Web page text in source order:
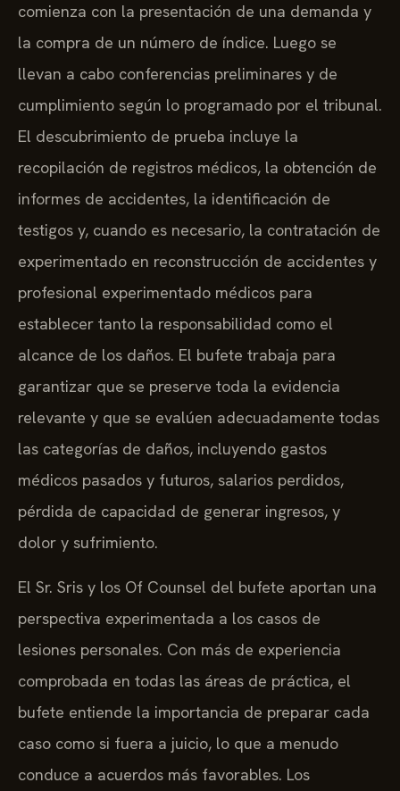
comienza con la presentación de una demanda y
la compra de un número de índice. Luego se
llevan a cabo conferencias preliminares y de
cumplimiento según lo programado por el tribunal.
El descubrimiento de prueba incluye la
recopilación de registros médicos, la obtención de
informes de accidentes, la identificación de
testigos y, cuando es necesario, la contratación de
experimentado en reconstrucción de accidentes y
profesional experimentado médicos para
establecer tanto la responsabilidad como el
alcance de los daños. El bufete trabaja para
garantizar que se preserve toda la evidencia
relevante y que se evalúen adecuadamente todas
las categorías de daños, incluyendo gastos
médicos pasados y futuros, salarios perdidos,
pérdida de capacidad de generar ingresos, y
dolor y sufrimiento.
El Sr. Sris y los Of Counsel del bufete aportan una
perspectiva experimentada a los casos de
lesiones personales. Con más de experiencia
comprobada en todas las áreas de práctica, el
bufete entiende la importancia de preparar cada
caso como si fuera a juicio, lo que a menudo
conduce a acuerdos más favorables. Los